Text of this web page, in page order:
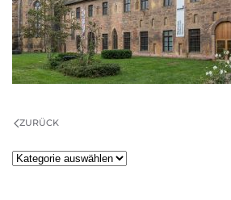
ZURÜCK
Kategorien